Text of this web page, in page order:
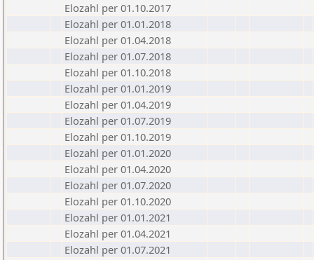
Elozahl per 01.10.2017
Elozahl per 01.01.2018
Elozahl per 01.04.2018
Elozahl per 01.07.2018
Elozahl per 01.10.2018
Elozahl per 01.01.2019
Elozahl per 01.04.2019
Elozahl per 01.07.2019
Elozahl per 01.10.2019
Elozahl per 01.01.2020
Elozahl per 01.04.2020
Elozahl per 01.07.2020
Elozahl per 01.10.2020
Elozahl per 01.01.2021
Elozahl per 01.04.2021
Elozahl per 01.07.2021